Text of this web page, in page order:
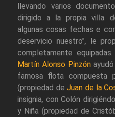
llevando varios
dirigido a la propia villa
algunas cosas fechas e
deservicio nuestro", le
completamente
Martín Alonso Pinzónayudó
famosa flota compuesta
(propiedad deJuan de la
insignia, con Colón
y Niña (propiedad de